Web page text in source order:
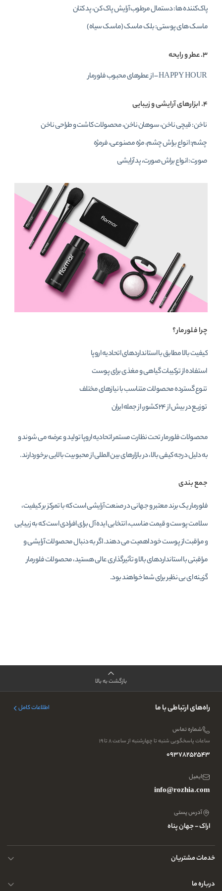
پاک‌کننده‌ ها: دستمال مرطوب آرایش پاک‌ کن، پد کتان
ماسک‌ های پوستی: بلک ماسک (ماسک سیاه)
۳. عطر و رایحه
HAPPY HOUR – از عطرهای محبوب فلورمار
۴. ابزارهای آرایشی و زیبایی
ناخن: قیچی ناخن، سوهان ناخن، محصولات کاشت و طراحی ناخن
چشم: انواع براش چشم، مژه مصنوعی، فرمژه
صورت: انواع براش صورت، پد آرایشی
چرا فلورمار؟
کیفیت بالا مطابق با استانداردهای اتحادیه اروپا
استفاده از ترکیبات گیاهی و مغذی برای پوست
تنوع گسترده محصولات متناسب با نیازهای مختلف
توزیع در بیش از ۲۴ کشور، از جمله ایران
محصولات فلورمار تحت نظارت مستمر اتحادیه اروپا تولید و عرضه می‌ شوند و
به دلیل درجه کیفی بالا، در بازارهای بین‌ المللی از محبوبیت بالایی برخوردارند.
جمع‌ بندی
فلورمار یک برند معتبر و جهانی در صنعت آرایشی است که با تمرکز بر کیفیت،
سلامت پوست و قیمت مناسب، انتخابی ایده‌ آل برای افرادی است که به زیبایی
و مراقبت از پوست خود اهمیت می‌ دهند. اگر به دنبال محصولات آرایشی و
مراقبتی با استانداردهای بالا و تأثیرگذاری عالی هستید، محصولات فلورمار
گزینه‌ ای بی‌ نظیر برای شما خواهند بود.
بازگشت به بالا
راه‌های ارتباطی با ما اطلاعات کامل
شماره تماس
ساعات پاسخگویی شنبه تا چهارشنبه از ساعت ۸ تا ۱۹
09378252543
ایمیل
info@rozhia.com
آدرس پستی
اراک - جهان پناه
خدمات مشتریان
حریم خصوصی کاربران
درباره ما